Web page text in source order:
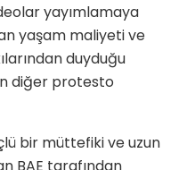
yayımlamaya
yaşam maliyeti ve
duyduğu
diğer protesto
bir müttefiki ve uzun
BAE tarafından